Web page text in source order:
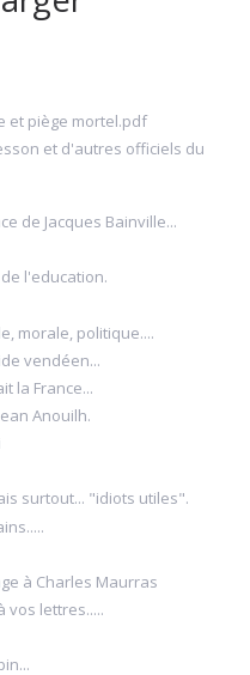
et piège mortel.pdf
et d'autres officiels du
de Jacques Bainville...
l'education.
morale, politique....
vendéen...
la France...
Anouilh.
surtout... "idiots utiles".
à Charles Maurras
vos lettres.....